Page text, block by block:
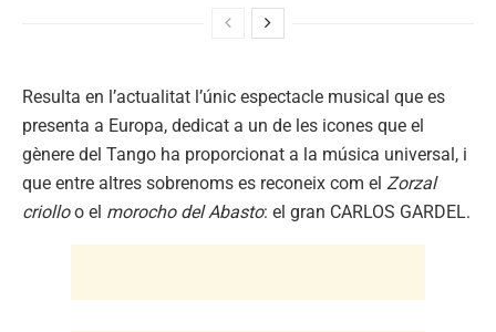
Resulta en l’actualitat l’únic espectacle musical que es
presenta a Europa, dedicat a un de les icones que el
gènere del Tango ha proporcionat a la música universal, i
que entre altres sobrenoms es reconeix com el Zorzal
criolloo el morocho del Abasto: el gran CARLOS GARDEL.